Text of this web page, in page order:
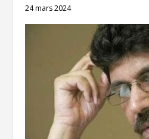
24 mars 2024